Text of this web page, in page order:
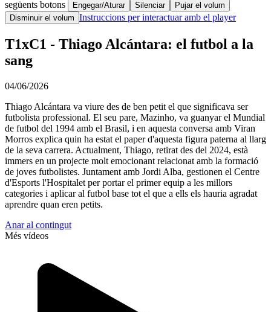
següents botons
Engegar/Aturar Silenciar
Pujar el volum
Disminuir el volum Instruccions per interactuar amb el player
T1xC1 - Thiago Alcántara: el futbol a la
sang
04/06/2026
Thiago Alcántara va viure des de ben petit el que significava ser
futbolista professional. El seu pare, Mazinho, va guanyar el Mundial
de futbol del 1994 amb el Brasil, i en aquesta conversa amb Viran
Morros explica quin ha estat el paper d'aquesta figura paterna al llarg
de la seva carrera. Actualment, Thiago, retirat des del 2024, està
immers en un projecte molt emocionant relacionat amb la formació
de joves futbolistes. Juntament amb Jordi Alba, gestionen el Centre
d'Esports l'Hospitalet per portar el primer equip a les millors
categories i aplicar al futbol base tot el que a ells els hauria agradat
aprendre quan eren petits.
Anar al contingut
Més vídeos